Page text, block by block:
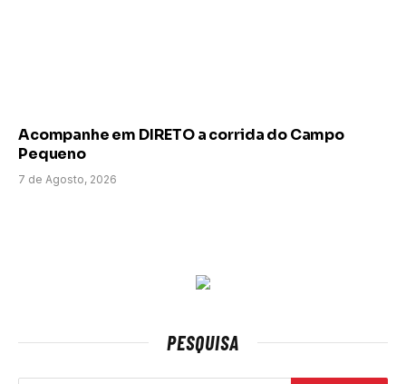
Acompanhe em DIRETO a corrida do Campo
Pequeno
7 de Agosto, 2026
PESQUISA